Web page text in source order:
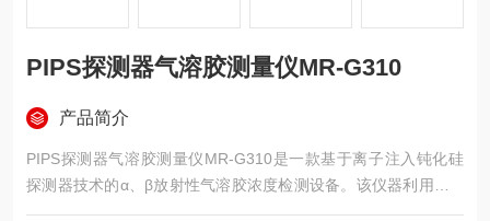
PIPS探测器气溶胶测量仪MR-G310
产品简介
PIPS探测器气溶胶测量仪MR-G310是一款基于离子注入钝化硅
探测器技术的α、β放射性气溶胶浓度检测设备。该仪器利用双PI
PS探测器与峰值拟合算法，在连续采样的同时完成实时测量，可